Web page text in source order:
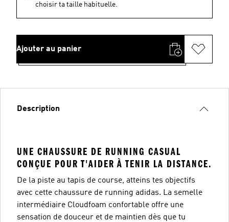
choisir ta taille habituelle.
Ajouter au panier
Description
UNE CHAUSSURE DE RUNNING CASUAL
CONÇUE POUR T'AIDER À TENIR LA DISTANCE.
De la piste au tapis de course, atteins tes objectifs
avec cette chaussure de running adidas. La semelle
intermédiaire Cloudfoam confortable offre une
sensation de douceur et de maintien dès que tu